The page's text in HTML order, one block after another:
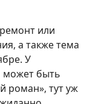
или
а также тема
У
может быть
роман», тут уж